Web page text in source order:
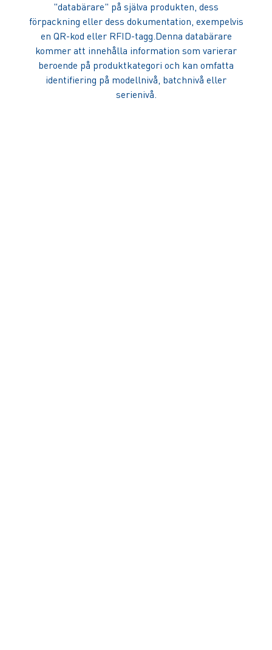
"databärare" på själva produkten, dess
förpackning eller dess dokumentation, exempelvis
en QR-kod eller RFID-tagg.Denna databärare
kommer att innehålla information som varierar
beroende på produktkategori och kan omfatta
identifiering på modellnivå, batchnivå eller
serienivå.